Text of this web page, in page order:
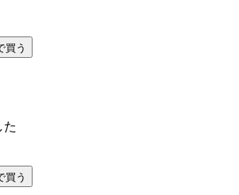
買う
た
買う